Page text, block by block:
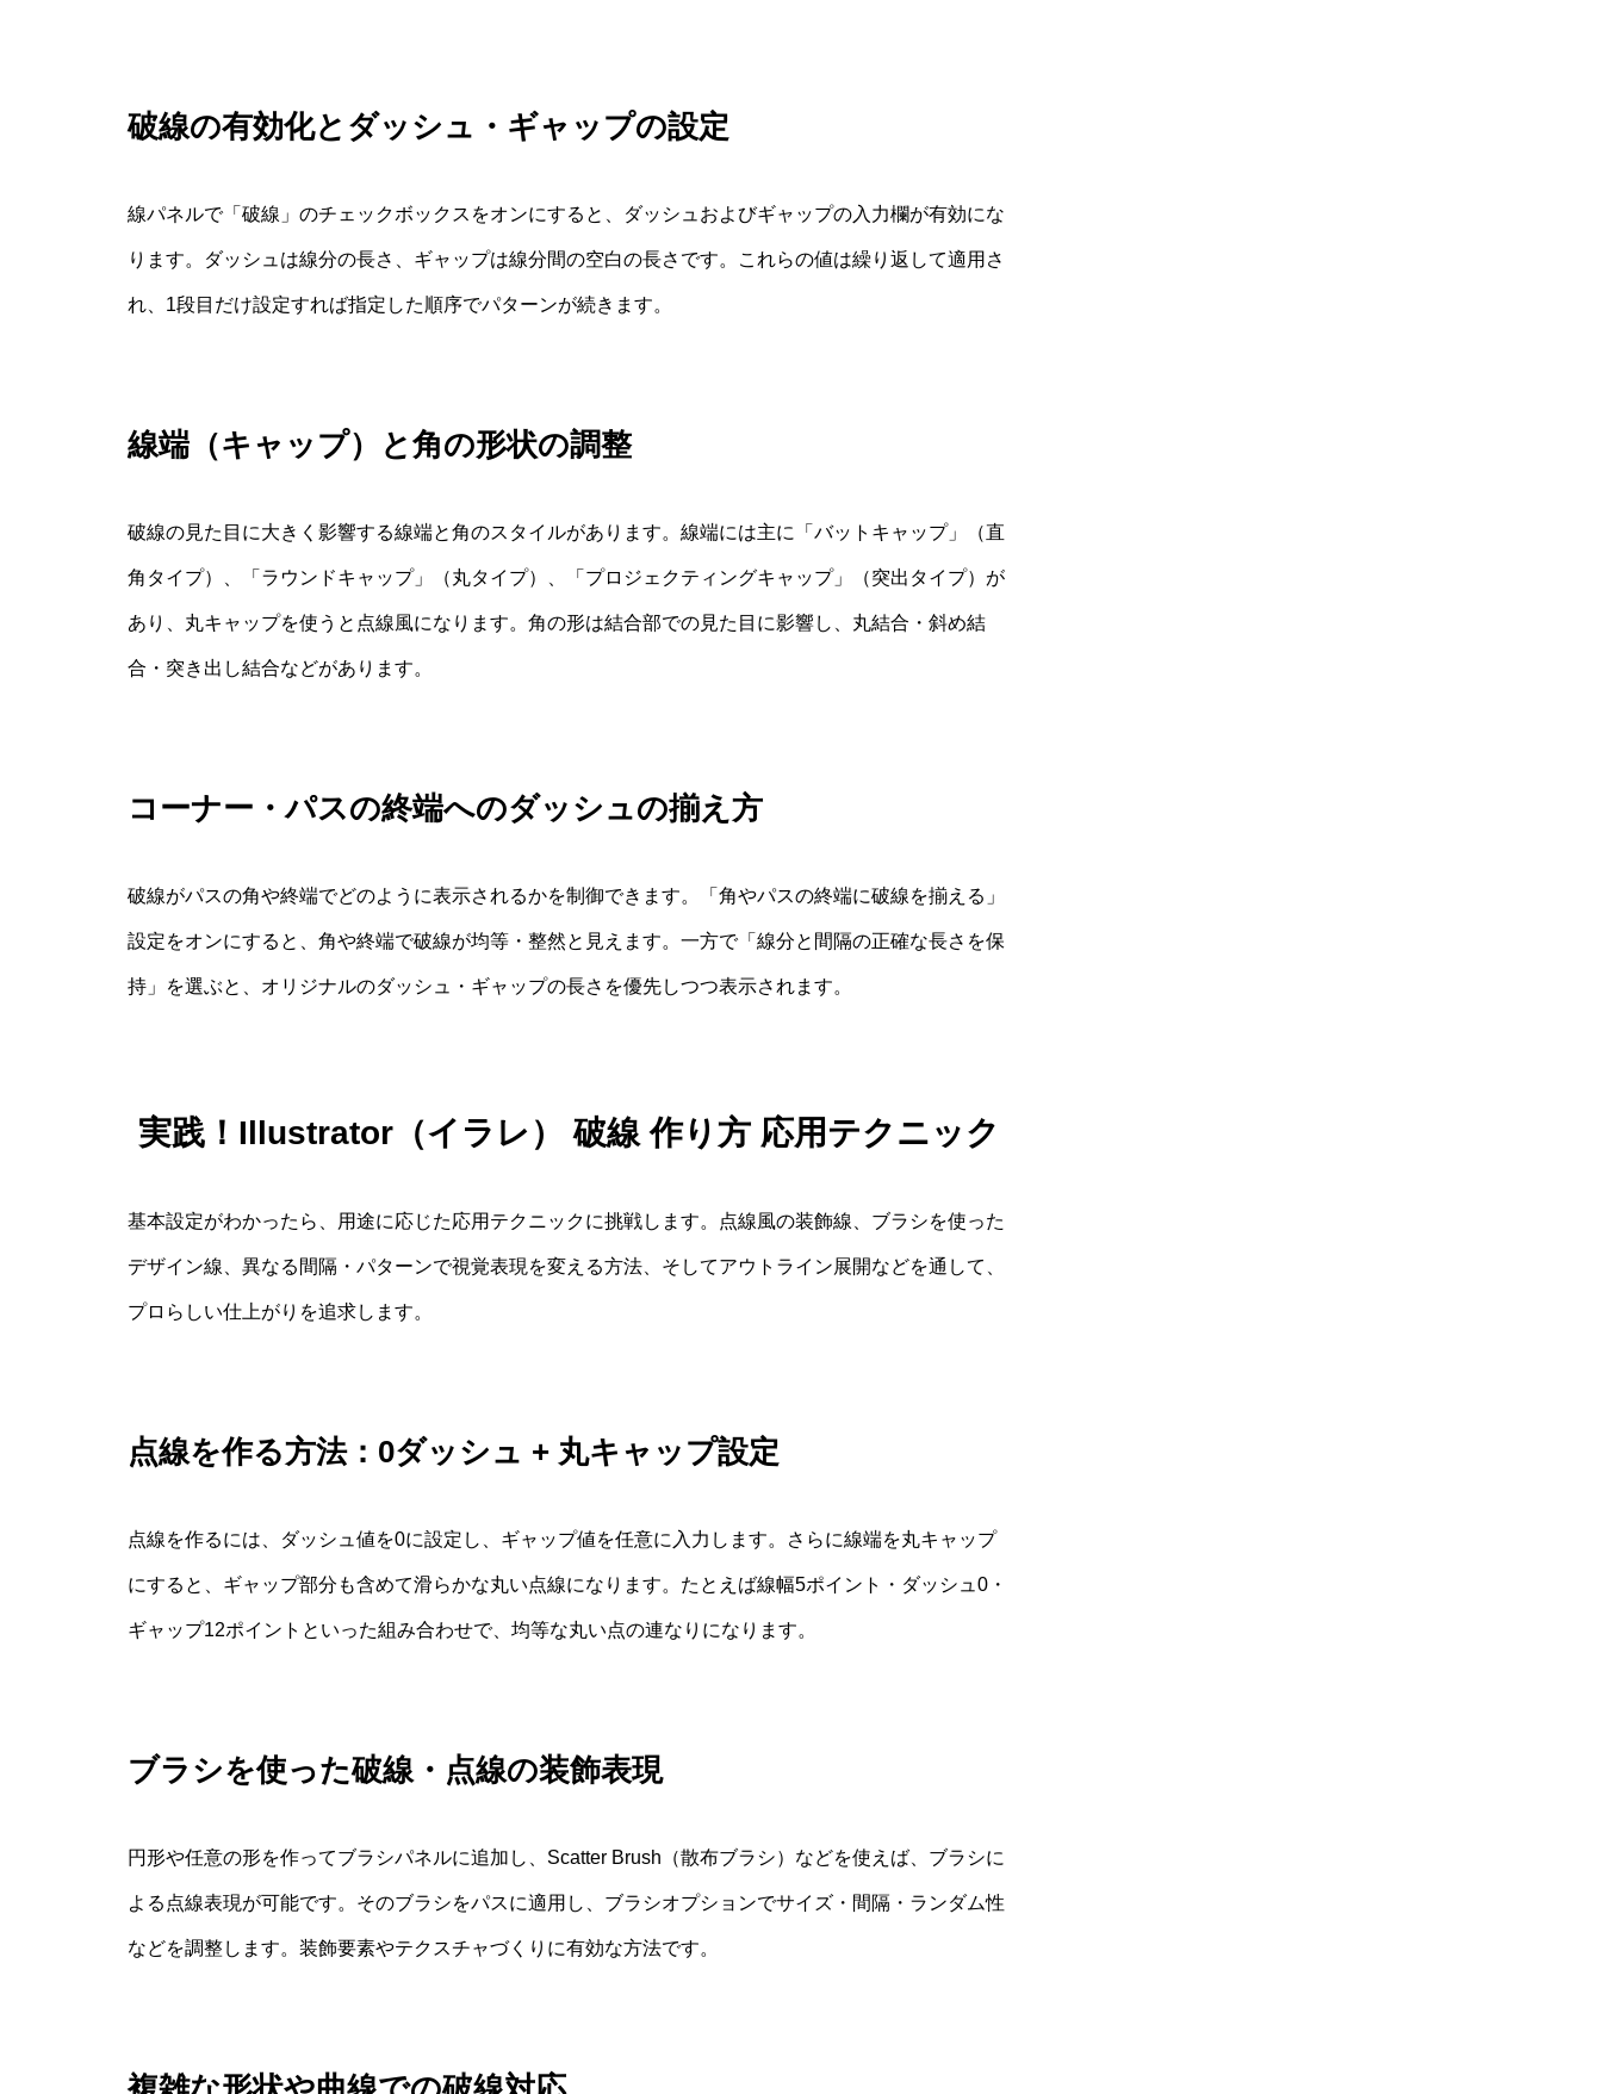
破線の有効化とダッシュ・ギャップの設定
線パネルで「破線」のチェックボックスをオンにすると、ダッシュおよびギャップの入力欄が有効にな
ります。ダッシュは線分の長さ、ギャップは線分間の空白の長さです。これらの値は繰り返して適用さ
れ、1段目だけ設定すれば指定した順序でパターンが続きます。
線端（キャップ）と角の形状の調整
破線の見た目に大きく影響する線端と角のスタイルがあります。線端には主に「バットキャップ」（直
角タイプ）、「ラウンドキャップ」（丸タイプ）、「プロジェクティングキャップ」（突出タイプ）が
あり、丸キャップを使うと点線風になります。角の形は結合部での見た目に影響し、丸結合・斜め結
合・突き出し結合などがあります。
コーナー・パスの終端へのダッシュの揃え方
破線がパスの角や終端でどのように表示されるかを制御できます。「角やパスの終端に破線を揃える」
設定をオンにすると、角や終端で破線が均等・整然と見えます。一方で「線分と間隔の正確な長さを保
持」を選ぶと、オリジナルのダッシュ・ギャップの長さを優先しつつ表示されます。
実践！Illustrator（イラレ） 破線 作り方 応用テクニック
基本設定がわかったら、用途に応じた応用テクニックに挑戦します。点線風の装飾線、ブラシを使った
デザイン線、異なる間隔・パターンで視覚表現を変える方法、そしてアウトライン展開などを通して、
プロらしい仕上がりを追求します。
点線を作る方法：0ダッシュ + 丸キャップ設定
点線を作るには、ダッシュ値を0に設定し、ギャップ値を任意に入力します。さらに線端を丸キャップ
にすると、ギャップ部分も含めて滑らかな丸い点線になります。たとえば線幅5ポイント・ダッシュ0・
ギャップ12ポイントといった組み合わせで、均等な丸い点の連なりになります。
ブラシを使った破線・点線の装飾表現
円形や任意の形を作ってブラシパネルに追加し、Scatter Brush（散布ブラシ）などを使えば、ブラシに
よる点線表現が可能です。そのブラシをパスに適用し、ブラシオプションでサイズ・間隔・ランダム性
などを調整します。装飾要素やテクスチャづくりに有効な方法です。